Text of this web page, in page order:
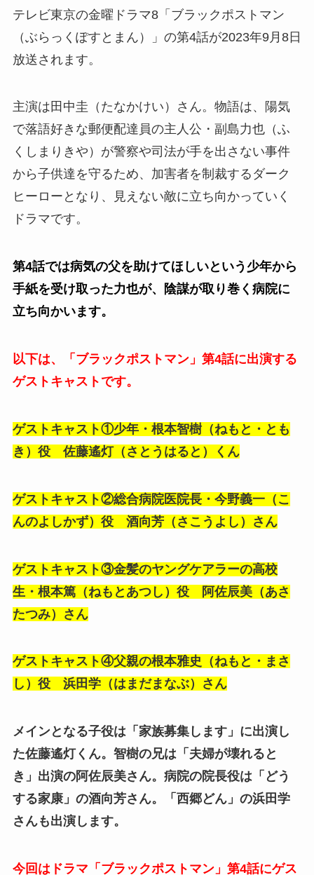
テレビ東京の金曜ドラマ8「ブラックポストマン
（ぶらっくぽすとまん）」の第4話が2023年9月8日
放送されます。
主演は田中圭（たなかけい）さん。物語は、陽気
で落語好きな郵便配達員の主人公・ 副島力也（ふ
くしまりきや）が警察や司法が手を出さない事件
から子供達を守るため、加害者を制裁するダーク
ヒーローとなり、見えない敵に立ち向かっていく
ドラマです。
第4話では病気の父を助けてほしいという少年から
手紙を受け取った力也が、陰謀が取り巻く病院に
立ち向かいます。
以下は、「ブラックポストマン」第4話に出演する
ゲストキャストです。
ゲストキャスト①少年・根本智樹（ねもと・とも
き）役 佐藤遙灯（さとうはると）くん
ゲストキャスト②総合病院医院長・今野義一（こ
んのよしかず）役 酒向芳（さこうよし）さん
ゲストキャスト③金髪のヤングケアラーの高校
生・根本篤（ねもとあつし）役 阿佐辰美（あさ
たつみ）さん
ゲストキャスト④父親の根本雅史（ねもと・まさ
し）役 浜田学（はまだまなぶ）
さん
メインとなる子役は「家族募集します」に出演し
た佐藤遙灯くん。智樹の兄は「夫婦が壊れると
き」出演の阿佐辰美さん。病院の院長役は「どう
する家康」の酒向芳さん。「西郷どん」の浜田学
さんも出演します。
今回はドラマ「ブラックポストマン」第4話にゲス